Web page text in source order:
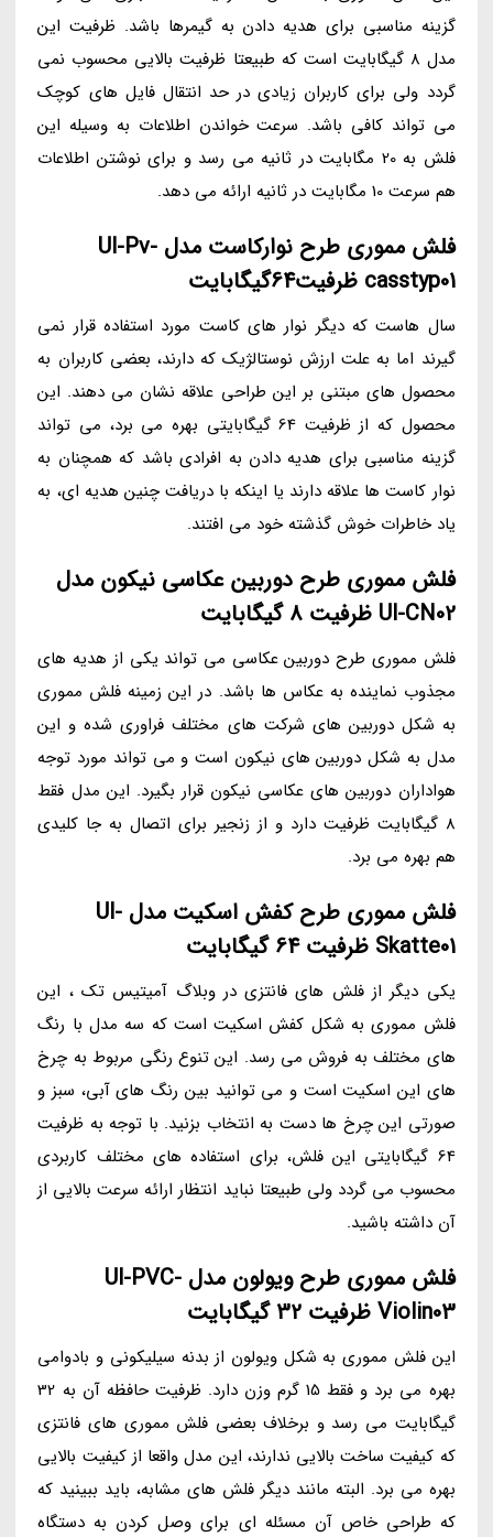
گزینه مناسبی برای هدیه دادن به گیمرها باشد. ظرفیت این
مدل 8 گیگابایت است که طبیعتا ظرفیت بالایی محسوب نمی
گردد ولی برای کاربران زیادی در حد انتقال فایل های کوچک
می تواند کافی باشد. سرعت خواندن اطلاعات به وسیله این
فلش به 20 مگابایت در ثانیه می رسد و برای نوشتن اطلاعات
هم سرعت 10 مگابایت در ثانیه ارائه می دهد.
فلش مموری طرح نوارکاست مدل Ul-Pv-
casstyp01 ظرفیت64گیگابایت
سال هاست که دیگر نوار های کاست مورد استفاده قرار نمی
گیرند اما به علت ارزش نوستالژیک که دارند، بعضی کاربران به
محصول های مبتنی بر این طراحی علاقه نشان می دهند. این
محصول که از ظرفیت 64 گیگابایتی بهره می برد، می تواند
گزینه مناسبی برای هدیه دادن به افرادی باشد که همچنان به
نوار کاست ها علاقه دارند یا اینکه با دریافت چنین هدیه ای، به
یاد خاطرات خوش گذشته خود می افتند.
فلش مموری طرح دوربین عکاسی نیکون مدل
Ul-CN02 ظرفیت 8 گیگابایت
فلش مموری طرح دوربین عکاسی می تواند یکی از هدیه های
مجذوب نماینده به عکاس ها باشد. در این زمینه فلش مموری
به شکل دوربین های شرکت های مختلف فراوری شده و این
مدل به شکل دوربین های نیکون است و می تواند مورد توجه
هواداران دوربین های عکاسی نیکون قرار بگیرد. این مدل فقط
8 گیگابایت ظرفیت دارد و از زنجیر برای اتصال به جا کلیدی
هم بهره می برد.
فلش مموری طرح کفش اسکیت مدل Ul-
Skatte01 ظرفیت 64 گیگابایت
یکی دیگر از فلش های فانتزی در وبلاگ آمیتیس تک ، این
فلش مموری به شکل کفش اسکیت است که سه مدل با رنگ
های مختلف به فروش می رسد. این تنوع رنگی مربوط به چرخ
های این اسکیت است و می توانید بین رنگ های آبی، سبز و
صورتی این چرخ ها دست به انتخاب بزنید. با توجه به ظرفیت
64 گیگابایتی این فلش، برای استفاده های مختلف کاربردی
محسوب می گردد ولی طبیعتا نباید انتظار ارائه سرعت بالایی از
آن داشته باشید.
فلش مموری طرح ویولون مدل Ul-PVC-
Violin03 ظرفیت 32 گیگابایت
این فلش مموری به شکل ویولون از بدنه سیلیکونی و بادوامی
بهره می برد و فقط 15 گرم وزن دارد. ظرفیت حافظه آن به 32
گیگابایت می رسد و برخلاف بعضی فلش مموری های فانتزی
که کیفیت ساخت بالایی ندارند، این مدل واقعا از کیفیت بالایی
بهره می برد. البته مانند دیگر فلش های مشابه، باید ببینید که
که طراحی خاص آن مسئله ای برای وصل کردن به دستگاه